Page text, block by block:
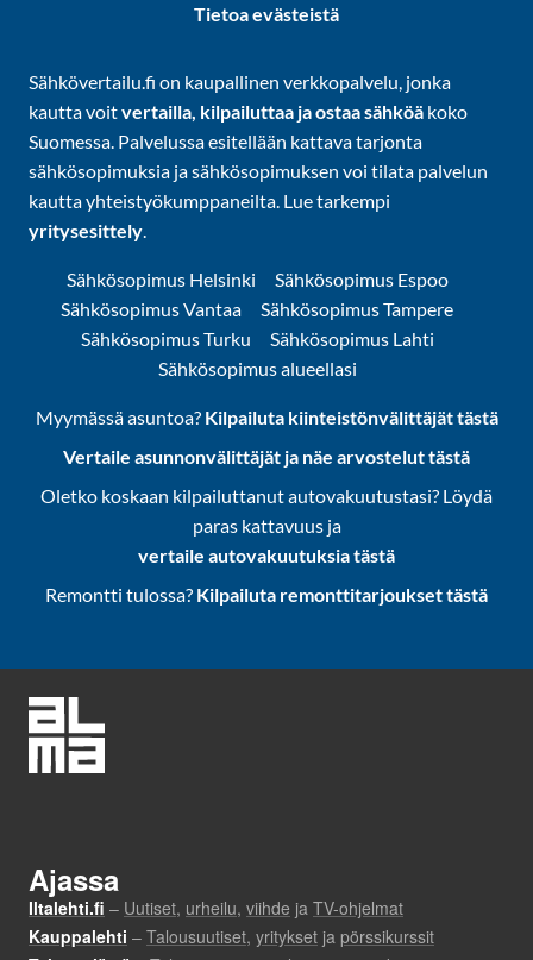
Tietoa evästeistä
Sähkövertailu.fi on kaupallinen verkkopalvelu, jonka
kautta voitvertailla, kilpailuttaa ja ostaa sähköä koko
Suomessa. Palvelussa esitellään kattava tarjonta
sähkösopimuksia ja sähkösopimuksen voi tilata palvelun
kautta yhteistyökumppaneilta. Lue tarkempi
yritysesittely.
Sähkösopimus Helsinki
Sähkösopimus Espoo
Sähkösopimus Vantaa
Sähkösopimus Tampere
Sähkösopimus Turku
Sähkösopimus Lahti
Sähkösopimus alueellasi
Myymässä asuntoa? Kilpailuta kiinteistönvälittäjät tästä
Vertaile asunnonvälittäjät ja näe arvostelut tästä
Oletko koskaan kilpailuttanut autovakuutustasi? Löydä
paras kattavuus ja
vertaile autovakuutuksia tästä
Remontti tulossa? Kilpailuta remonttitarjoukset tästä